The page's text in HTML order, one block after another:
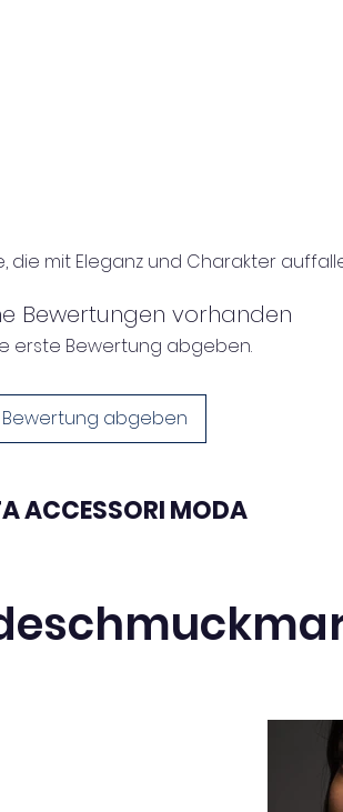
die mit Eleganz und Charakter
Bewertungen vorhanden
erste Bewertung abgeben.
Bewertung abgeben
ACCESSORI MODA